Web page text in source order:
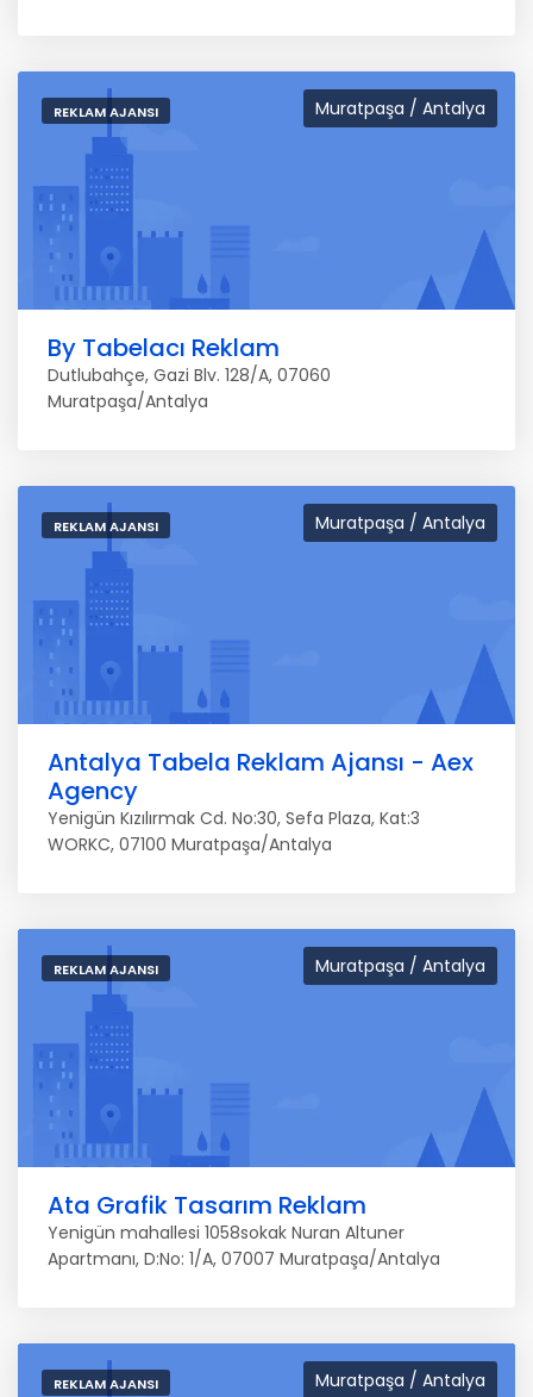
Muratpaşa / Antalya
REKLAM AJANSI
By Tabelacı Reklam
Dutlubahçe, Gazi Blv. 128/A, 07060
Muratpaşa/Antalya
Muratpaşa / Antalya
REKLAM AJANSI
Antalya Tabela Reklam Ajansı - Aex
Agency
Yenigün Kızılırmak Cd. No:30, Sefa Plaza, Kat:3
WORKC, 07100 Muratpaşa/Antalya
Muratpaşa / Antalya
REKLAM AJANSI
Ata Grafik Tasarım Reklam
Yenigün mahallesi 1058sokak Nuran Altuner
Apartmanı, D:No: 1/A, 07007 Muratpaşa/Antalya
Muratpaşa / Antalya
REKLAM AJANSI